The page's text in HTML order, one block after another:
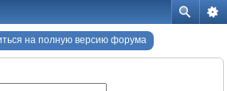
на полную версию форума